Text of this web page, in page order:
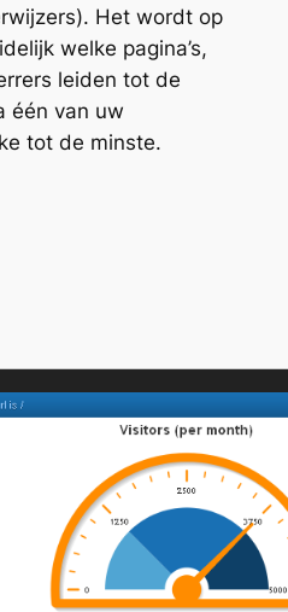
Het wordt op
welke pagina’s,
leiden tot de
één van uw
tot de minste.